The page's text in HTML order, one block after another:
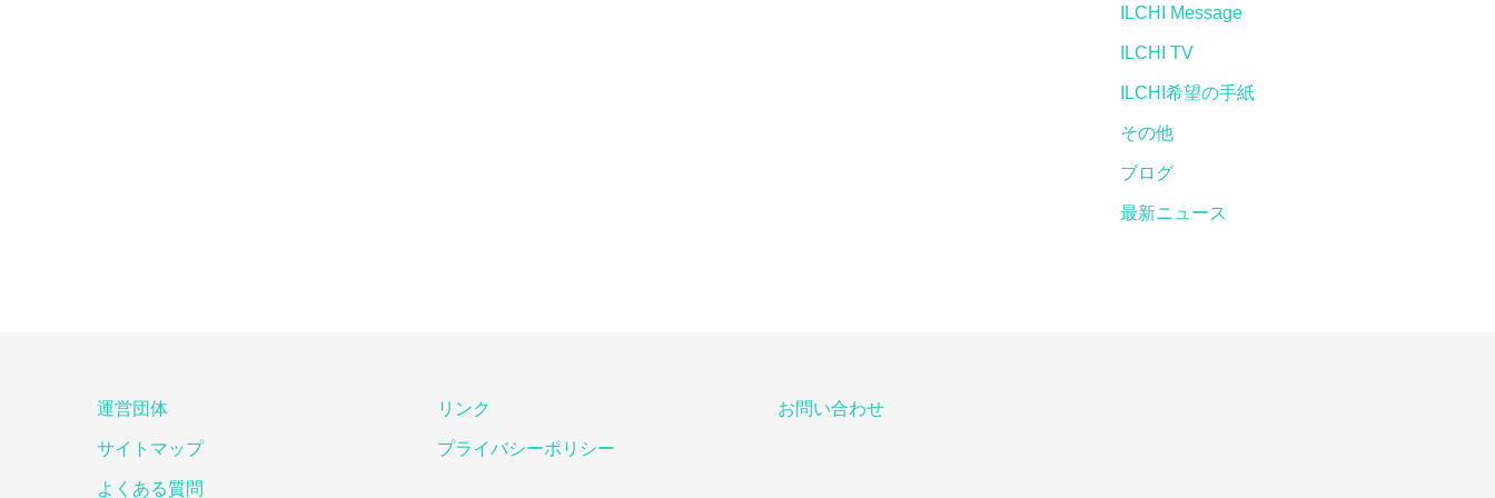
ILCHI Message
ILCHI TV
ILCHI希望の手紙
その他
ブログ
最新ニュース
運営団体
サイトマップ
よくある質問
リンク
プライバシーポリシー
お問い合わせ